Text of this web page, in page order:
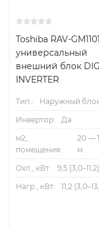
Toshiba RAV-
универсальный
внешний блок
INVERTER
Тип.:
Наружный
Инвертор:
Да
м2,
помещения:
20 —
м.
Охл., кВт:
9,5 (3,0–11,2)
Нагр., кВт:
11,2